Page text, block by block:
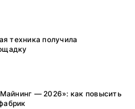
техника получила
— 2026»: как повысить